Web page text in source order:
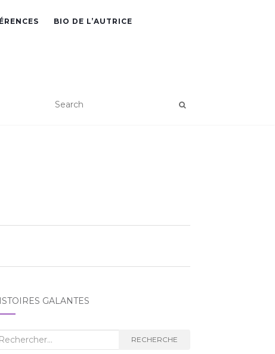
BIO DE L’AUTRICE
GALANTES
RECHERCHE